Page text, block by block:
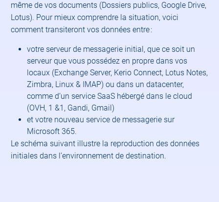
même de vos documents (Dossiers publics, Google Drive,
Lotus). Pour mieux comprendre la situation, voici
comment transiteront vos données entre :
votre serveur de messagerie initial, que ce soit un
serveur que vous possédez en propre dans vos
locaux (Exchange Server, Kerio Connect, Lotus Notes,
Zimbra, Linux & IMAP) ou dans un datacenter,
comme d’un service SaaS hébergé dans le cloud
(OVH, 1 &1, Gandi, Gmail)
et votre nouveau service de messagerie sur
Microsoft 365.
Le schéma suivant illustre la reproduction des données
initiales dans l’environnement de destination.